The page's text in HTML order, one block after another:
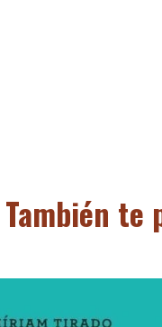
También te